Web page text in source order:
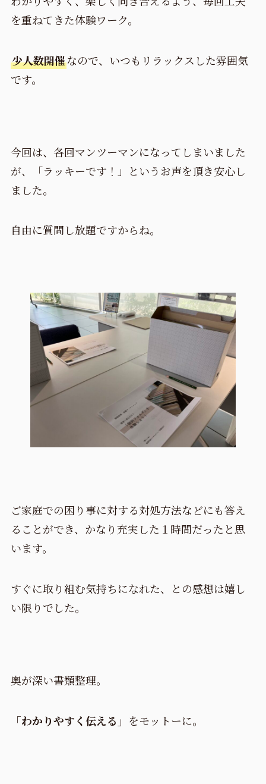
を重ねてきた体験ワーク。
少人数開催なので、いつもリラックスした雰囲気
です。
今回は、各回マンツーマンになってしまいました
が、「ラッキーです！」というお声を頂き安心し
ました。
自由に質問し放題ですからね。
ご家庭での困り事に対する対処方法などにも答え
ることができ、かなり充実した１時間だったと思
います。
すぐに取り組む気持ちになれた、との感想は嬉し
い限りでした。
奥が深い書類整理。
「わかりやすく伝える」 をモットーに。